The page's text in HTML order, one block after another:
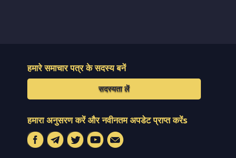
हमारे समाचार पत्र के सदस्य बनें
सदस्यता लें
हमारा अनुसरण करें और नवीनतम अपडेट प्राप्त करेंs